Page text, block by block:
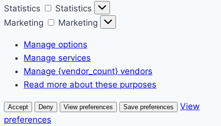
Statistics
Statistics
Marketing
Marketing
Manage options
Manage services
Manage {vendor_count} vendors
Read more about these purposes
Accept Deny View preferences Save preferences
View
preferences